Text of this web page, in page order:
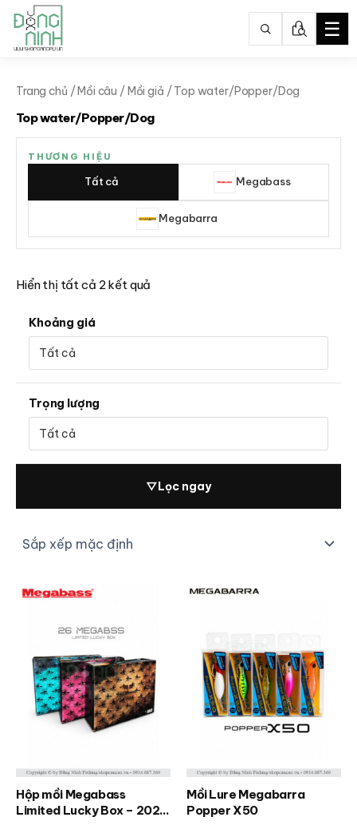
dung
☰
Trang chủ /Mồi câu /Mồi giả / Top water/Popper/Dog
Top water/Popper/Dog
THƯƠNG HIỆU
Tất cả Megabass
Megabarra
Hiển thị tất cả 2 kết quả
Khoảng giá
Trọng lượng
▽Lọc ngay
Hộp mồi Megabass
Limited Lucky Box – 2026
Sản
phẩm
Mồi Lure Megabarra
Popper X50
Sản
phẩm